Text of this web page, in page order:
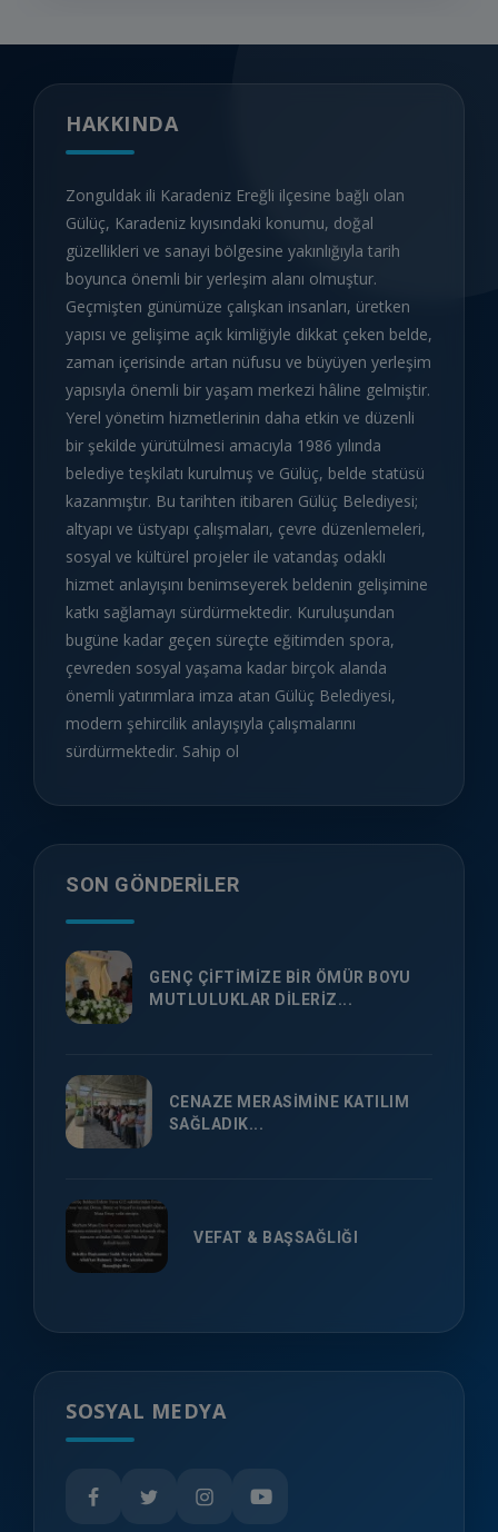
HAKKINDA
Zonguldak ili Karadeniz Ereğli ilçesine bağlı olan
Gülüç, Karadeniz kıyısındaki konumu, doğal
güzellikleri ve sanayi bölgesine yakınlığıyla tarih
boyunca önemli bir yerleşim alanı olmuştur.
Geçmişten günümüze çalışkan insanları, üretken
yapısı ve gelişime açık kimliğiyle dikkat çeken belde,
zaman içerisinde artan nüfusu ve büyüyen yerleşim
yapısıyla önemli bir yaşam merkezi hâline gelmiştir.
Yerel yönetim hizmetlerinin daha etkin ve düzenli
bir şekilde yürütülmesi amacıyla 1986 yılında
belediye teşkilatı kurulmuş ve Gülüç, belde statüsü
kazanmıştır. Bu tarihten itibaren Gülüç Belediyesi;
altyapı ve üstyapı çalışmaları, çevre düzenlemeleri,
sosyal ve kültürel projeler ile vatandaş odaklı
hizmet anlayışını benimseyerek beldenin gelişimine
katkı sağlamayı sürdürmektedir. Kuruluşundan
bugüne kadar geçen süreçte eğitimden spora,
çevreden sosyal yaşama kadar birçok alanda
önemli yatırımlara imza atan Gülüç Belediyesi,
modern şehircilik anlayışıyla çalışmalarını
sürdürmektedir. Sahip ol
SON GÖNDERILER
GENÇ ÇİFTİMİZE BİR ÖMÜR BOYU
MUTLULUKLAR DİLERİZ...
CENAZE MERASİMİNE KATILIM
SAĞLADIK...
VEFAT & BAŞSAĞLIĞI
SOSYAL MEDYA